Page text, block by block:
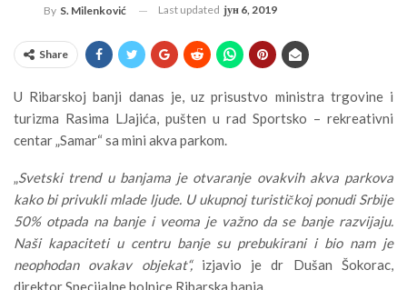
By S. Milenković Last updated јун 6, 2019
Share
U Ribarskoj banji danas je, uz prisustvo ministra trgovine i
turizma Rasima LJajića, pušten u rad Sportsko – rekreativni
centar „Samar“ sa mini akva parkom.
„Svetski trend u banjama je otvaranje ovakvih akva parkova
kako bi privukli mlade ljude. U ukupnoj turističkoj ponudi Srbije
50% otpada na banje i veoma je važno da se banje razvijaju.
Naši kapaciteti u centru banje su prebukirani i bio nam je
neophodan ovakav objekat“,izjavio je dr Dušan Šokorac,